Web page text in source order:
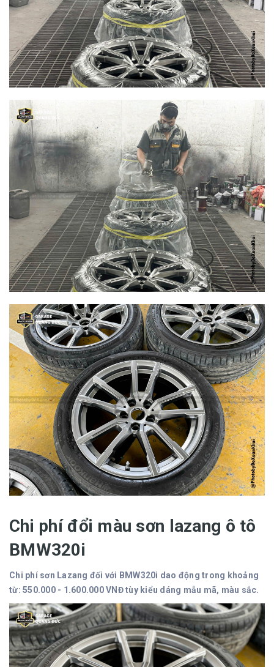
Chi phí đổi màu sơn lazang ô tô
BMW320i
Chi phí sơn Lazang đối với BMW320i dao động trong khoảng
từ: 550.000 - 1.600.000 VNĐ tùy kiểu dáng mẫu mã, màu sắc.